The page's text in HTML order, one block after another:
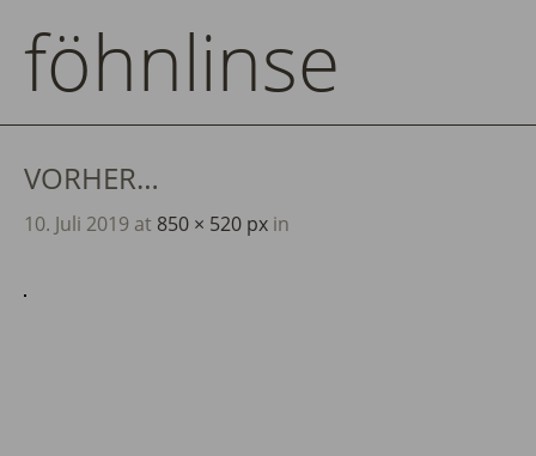
föhnlinse
VORHER…
10. Juli 2019 at 850 × 520 px in